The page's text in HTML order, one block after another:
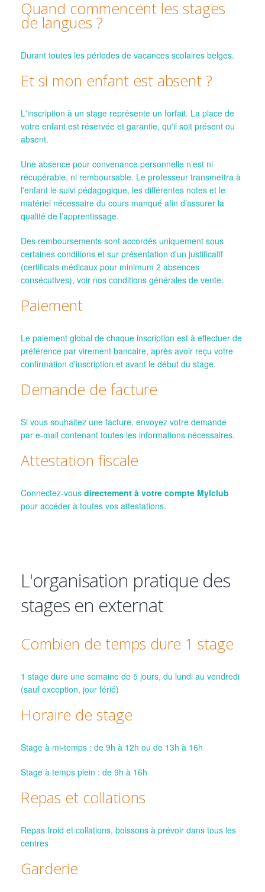
Quand commencent les stages
de langues ?
Durant toutes les périodes de vacances scolaires belges.
Et si mon enfant est absent ?
L'inscription à un stage représente un forfait. La place de
votre enfant est réservée et garantie, qu'il soit présent ou
absent.
Une absence pour convenance personnelle n’est ni
récupérable, ni remboursable. Le professeur transmettra à
l'enfant le suivi pédagogique, les différentes notes et le
matériel nécessaire du cours manqué afin d’assurer la
qualité de l’apprentissage.
Des remboursements sont accordés uniquement sous
certaines conditions et sur présentation d'un justificatif
(certificats médicaux pour minimum 2 absences
consécutives), voir nos conditions générales de vente.
Paiement
Le paiement global de chaque inscription est à effectuer de
préférence par virement bancaire, après avoir reçu votre
confirmation d'inscription et avant le début du stage.
Demande de facture
Si vous souhaitez une facture, envoyez votre demande
par e-mail contenant toutes les informations nécessaires.
Attestation fiscale
Connectez-vous directement à votre compte MyIclub
pour accéder à toutes vos attestations.
L'organisation pratique des
stages en externat
Combien de temps dure 1 stage
1 stage dure une semaine de 5 jours, du lundi au vendredi
(sauf exception, jour férié)
Horaire de stage
Stage à mi-temps : de 9h à 12h ou de 13h à 16h
Stage à temps plein : de 9h à 16h
Repas et collations
Repas froid et collations, boissons à prévoir dans tous les
centres
Garderie